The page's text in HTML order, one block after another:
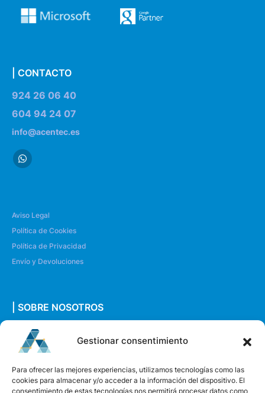
Gestionar consentimiento
Para ofrecer las mejores experiencias, utilizamos tecnologías como las
cookies para almacenar y/o acceder a la información del dispositivo. El
consentimiento de estas tecnologías nos permitirá procesar datos como
| CONTACTO
924 26 06 40
604 94 24 07
info@acentec.es
Aviso Legal
Política de Cookies
Política de Privacidad
Envío y Devoluciones
| SOBRE NOSOTROS
Quiénes somos
Envíanos un mensaje